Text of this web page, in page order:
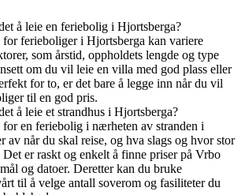
å leie en feriebolig i Hjortsberga?
for ferieboliger i Hjortsberga kan variere
som årstid, oppholdets lengde og type
om du vil leie en villa med god plass eller
for to, er det bare å legge inn når du vil
til en god pris.
å leie et strandhus i Hjortsberga?
en feriebolig i nærheten av stranden i
av når du skal reise, og hva slags og hvor stor
er raskt og enkelt å finne priser på Vrbo
og datoer. Deretter kan du bruke
til å velge antall soverom og fasiliteter du